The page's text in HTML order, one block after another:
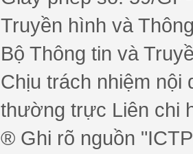
Truyền hình và
Bộ Thông tin và
Chịu trách nhiệm nội
thường trực Liên chi
® Ghi rõ nguồn